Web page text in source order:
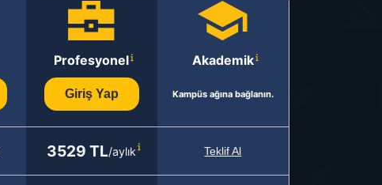
Profesyonel
Giriş Yap
Akademik
Kampüs ağına bağlanın.
3529 TL/aylık Teklif Al